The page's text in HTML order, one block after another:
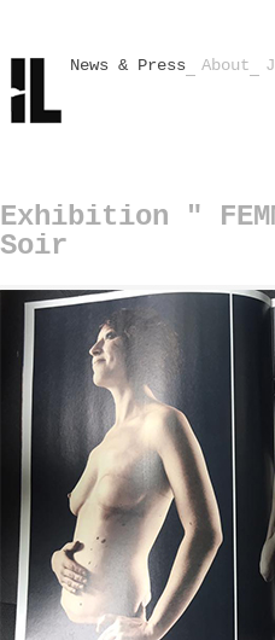
News & Press About
Exhibition "
Soir